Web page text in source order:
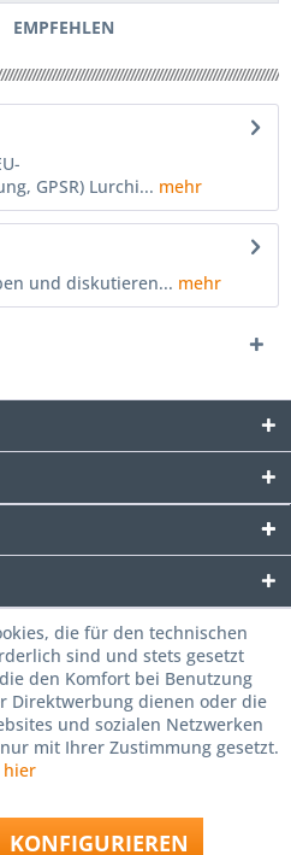
EMPFEHLEN
GPSR) Lurchi... mehr
und diskutieren... mehr
die für den technischen
sind und stets gesetzt
den Komfort bei Benutzung
Direktwerbung dienen oder die
und sozialen Netzwerken
mit Ihrer Zustimmung gesetzt.
hier
KONFIGURIEREN